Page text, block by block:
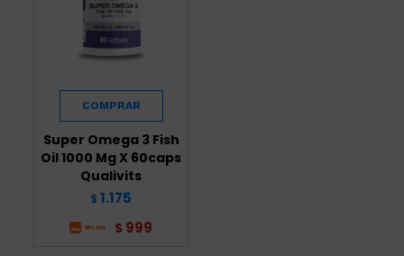
Super Omega 3 Fish
Oil 1000 Mg X 60caps
Qualivits
$ 1.175
$ 999